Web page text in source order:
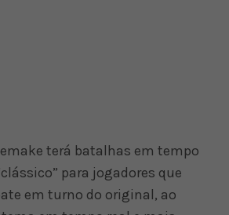
terá batalhas em tempo
para jogadores que
em turno do original, ao